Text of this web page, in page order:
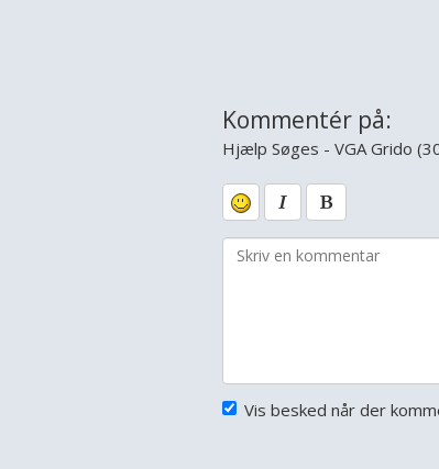
Kommentér på:
Hjælp Søges - VGA Grido
Vis besked når der